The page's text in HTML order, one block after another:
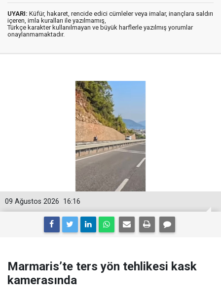
UYARI: Küfür, hakaret, rencide edici cümleler veya imalar, inançlara saldırı
içeren, imla kuralları ile yazılmamış,
Türkçe karakter kullanılmayan ve büyük harflerle yazılmış yorumlar
onaylanmamaktadır.
16:16
09 Ağustos 2026
Marmaris’te ters yön tehlikesi kask
kamerasında